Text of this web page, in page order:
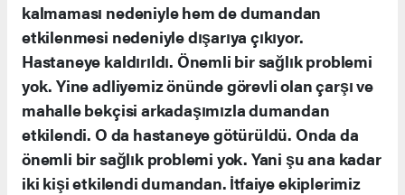
kalmaması nedeniyle hem de dumandan
etkilenmesi nedeniyle dışarıya çıkıyor.
Hastaneye kaldırıldı. Önemli bir sağlık problemi
yok. Yine adliyemiz önünde görevli olan çarşı ve
mahalle bekçisi arkadaşımızla dumandan
etkilendi. O da hastaneye götürüldü. Onda da
önemli bir sağlık problemi yok. Yani şu ana kadar
iki kişi etkilendi dumandan. İtfaiye ekiplerimiz